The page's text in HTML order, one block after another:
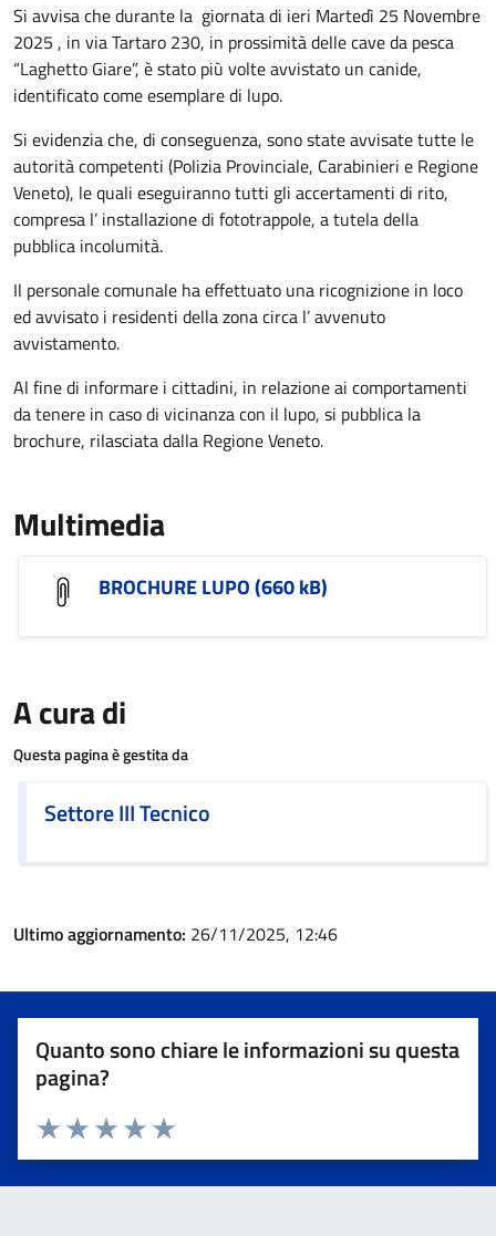
Si avvisa che durante la giornata di ieri Martedì 25 Novembre
2025 , in via Tartaro 230, in prossimità delle cave da pesca
“Laghetto Giare”, è stato più volte avvistato un canide,
identificato come esemplare di lupo.
Si evidenzia che, di conseguenza, sono state avvisate tutte le
autorità competenti (Polizia Provinciale, Carabinieri e Regione
Veneto), le quali eseguiranno tutti gli accertamenti di rito,
compresa l’ installazione di fototrappole, a tutela della
pubblica incolumità.
Il personale comunale ha effettuato una ricognizione in loco
ed avvisato i residenti della zona circa l’ avvenuto
avvistamento.
Al fine di informare i cittadini, in relazione ai comportamenti
da tenere in caso di vicinanza con il lupo, si pubblica la
brochure, rilasciata dalla Regione Veneto.
Multimedia
BROCHURE LUPO (660 kB)
A cura di
Questa pagina è gestita da
Settore III Tecnico
Ultimo aggiornamento: 26/11/2025, 12:46
Quanto sono chiare le informazioni su questa
pagina?
Valuta 5 stelle su 5
Valuta 4 stelle su 5
Valuta 3 stelle su 5
Valuta 2 stelle su 5
Valuta 1 stelle su 5